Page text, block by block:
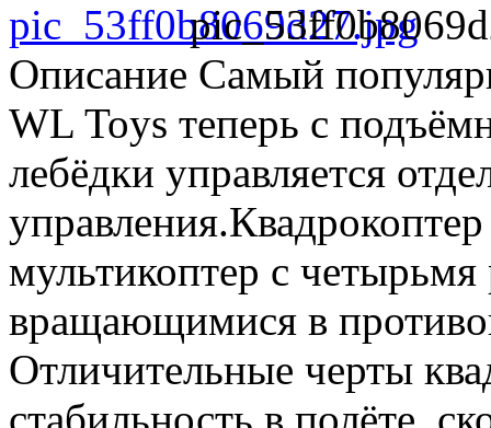
Описание Самый
WL Toys теперь с
лебёдки управляется
мультикоптер с
вращающимися в
Отличительные черты